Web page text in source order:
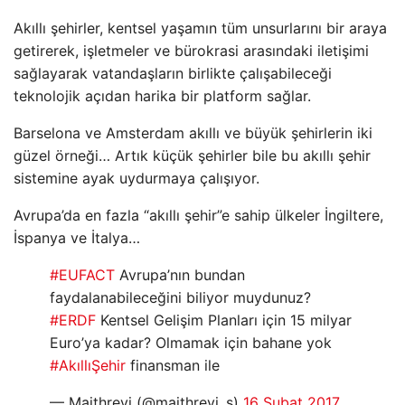
Akıllı şehirler, kentsel yaşamın tüm unsurlarını bir araya
getirerek, işletmeler ve bürokrasi arasındaki iletişimi
sağlayarak vatandaşların birlikte çalışabileceği
teknolojik açıdan harika bir platform sağlar.
Barselona ve Amsterdam akıllı ve büyük şehirlerin iki
güzel örneği… Artık küçük şehirler bile bu akıllı şehir
sistemine ayak uydurmaya çalışıyor.
Avrupa’da en fazla “akıllı şehir”e sahip ülkeler İngiltere,
İspanya ve İtalya…
#EUFACT Avrupa’nın bundan
faydalanabileceğini biliyor muydunuz?
#ERDF Kentsel Gelişim Planları için 15 milyar
Euro’ya kadar? Olmamak için bahane yok
#AkıllıŞehir finansman ile